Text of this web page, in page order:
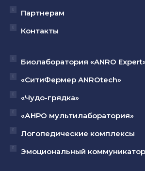
Партнерам
Контакты
Биолаборатория «ANRO
«СитиФермер ANROtech»
«Чудо-грядка»
«АНРО мультилаборатория»
Логопедические комплексы
Эмоциональный коммуникатор